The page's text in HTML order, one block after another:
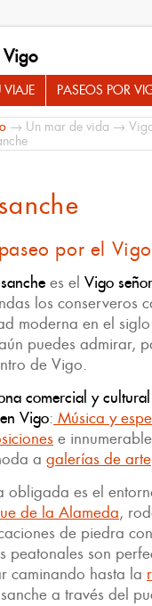
Vigo
PASEOS POR
→ Un mar de vida →
por el
es el Vigo
los conserveros
moderna en el
puedes admirar,
de Vigo.
comercial y cultural
Vigo: Música y
e
a galerías de arte
obligada es el
de la Alameda,
de piedra
peatonales son
caminando hasta la
a través del